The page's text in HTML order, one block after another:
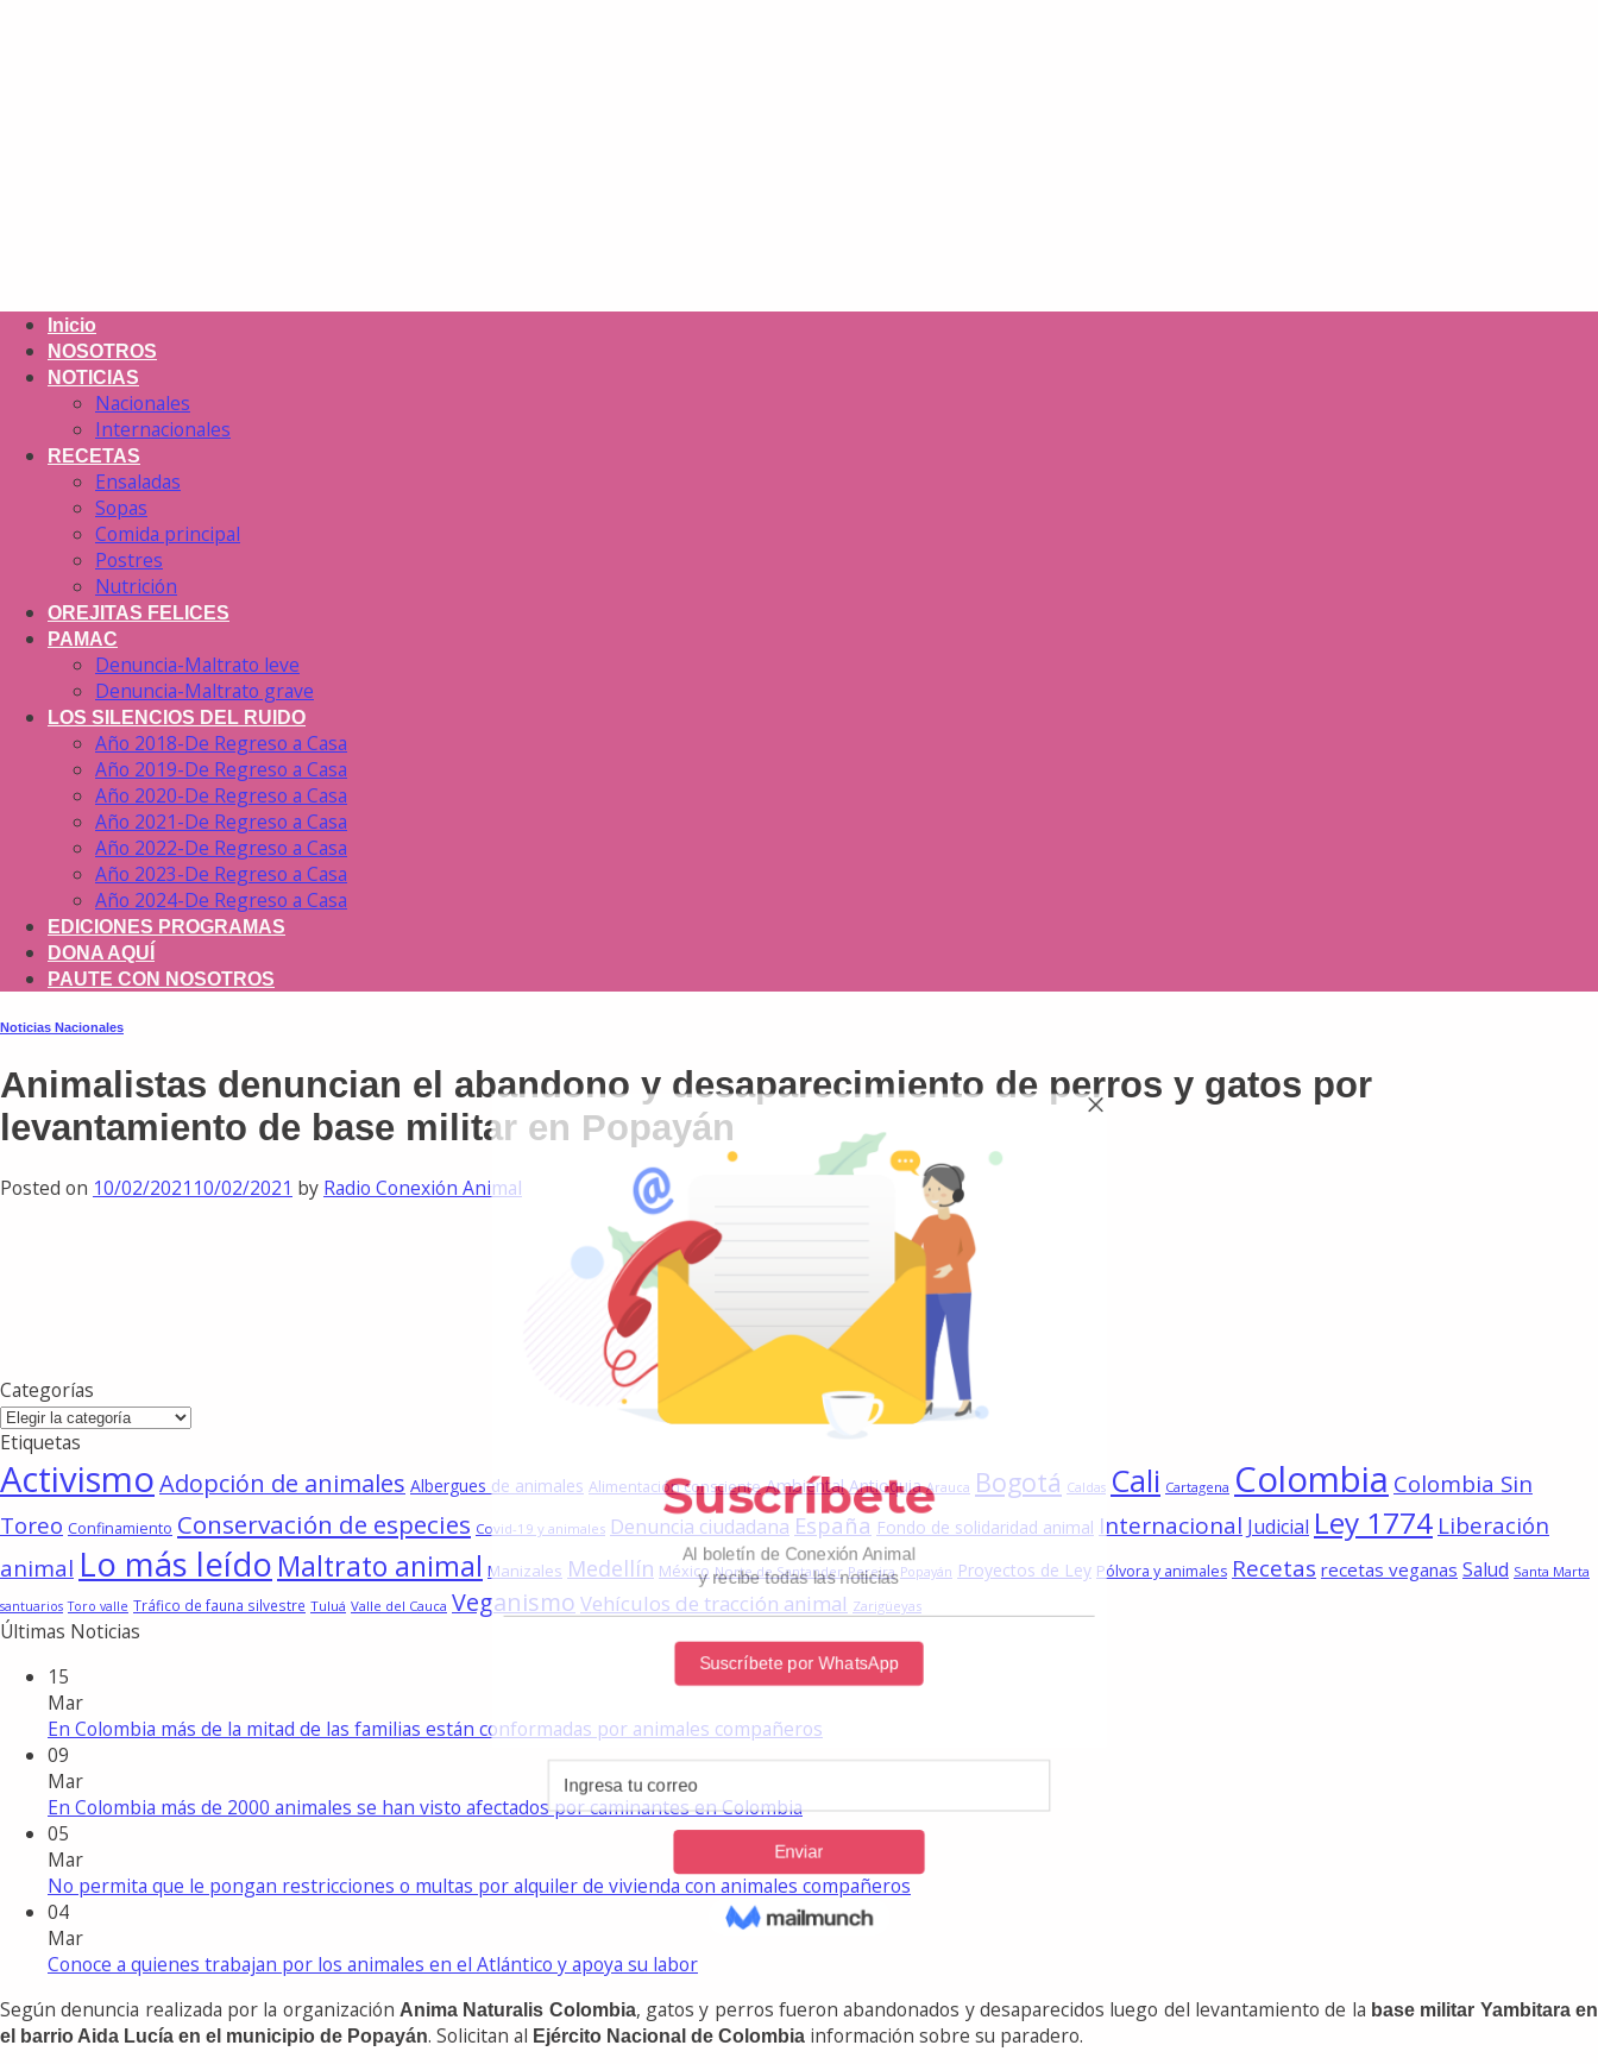
Inicio
NOSOTROS
NOTICIAS
Nacionales
Internacionales
RECETAS
Ensaladas
Sopas
Comida principal
Postres
Nutrición
OREJITAS FELICES
PAMAC
Denuncia-Maltrato leve
Denuncia-Maltrato grave
LOS SILENCIOS DEL RUIDO
Año 2018-De Regreso a Casa
Año 2019-De Regreso a Casa
Año 2020-De Regreso a Casa
Año 2021-De Regreso a Casa
Año 2022-De Regreso a Casa
Año 2023-De Regreso a Casa
Año 2024-De Regreso a Casa
EDICIONES PROGRAMAS
DONA AQUÍ
PAUTE CON NOSOTROS
Noticias Nacionales
Animalistas denuncian el abandono y desaparecimiento de perros y gatos por
levantamiento de base militar en Popayán
Posted on 10/02/2021 10/02/2021 by Radio Conexión Animal
Categorías
Categorías
Etiquetas
ActivismoAdopción de animales Albergues de animales Alimentación consciente Ambiental Antioquia Arauca Bogotá Caldas Cali Cartagena Colombia Colombia Sin
Toreo Confinamiento Conservación de especies Covid-19 y animales Denuncia ciudadana España Fondo de solidaridad animal Internacional Judicial Ley 1774 Liberación
animal Lo más leído Maltrato animal Manizales Medellín México Norte de Santander Pereira Popayán Proyectos de Ley Pólvora y animales Recetas recetas veganas Salud Santa Marta
santuarios Toro valle Tráfico de fauna silvestre Tuluá Valle del Cauca Veganismo Vehículos de tracción animal Zarigüeyas
Últimas Noticias
15
Mar
En Colombia más de la mitad de las familias están conformadas por animales compañeros
09
Mar
En Colombia más de 2000 animales se han visto afectados por caminantes en Colombia
05
Mar
No permita que le pongan restricciones o multas por alquiler de vivienda con animales compañeros
04
Mar
Conoce a quienes trabajan por los animales en el Atlántico y apoya su labor
Según denuncia realizada por la organización Anima Naturalis Colombia, gatos y perros fueron abandonados y desaparecidos luego del levantamiento de la base militar Yambitara en
el barrio Aida Lucía en el municipio de Popayán. Solicitan al Ejército Nacional de Colombia información sobre su paradero.